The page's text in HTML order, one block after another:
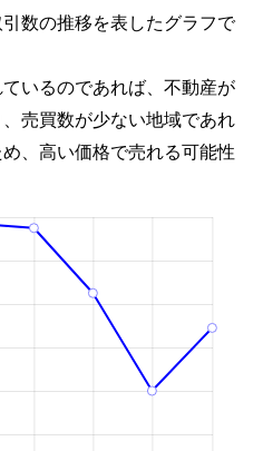
数の推移を表したグラフで
いるのであれば、不動産が
売買数が少ない地域であれ
、高い価格で売れる可能性